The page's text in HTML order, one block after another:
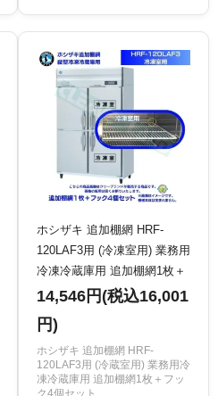
ホシザキ 追加棚網 HRF-
120LAF3用 (冷凍室用) 業務用
冷凍冷蔵庫用 追加棚網1枚＋
フック4個セット
14,546円(税込16,001
円)
ホシザキ 追加棚網 HRF-
120LAF3用 (冷蔵室用) 業務用冷
凍冷蔵庫用 追加棚網1枚＋フッ
ク4個セット